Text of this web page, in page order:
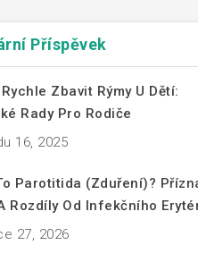
Příspěvek
Zbavit Rýmy U Dětí:
Rady Pro Rodiče
16, 2025
Parotitida (zduření)?
Rozdíly Od Infekčního
27, 2026